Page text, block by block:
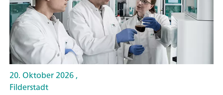
20. Oktober 2026 ,
Filderstadt